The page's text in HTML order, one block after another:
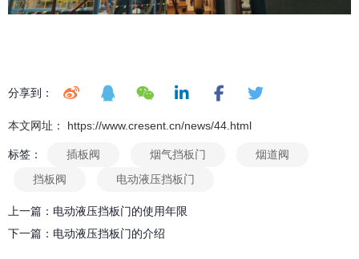
分享到：
本文网址： https://www.cresent.cn/news/44.html
标签： 插板阀 烟气挡板门
烟道阀
挡板阀
电动液压挡板门
上一篇： 电动液压挡板门的使用年限
下一篇： 电动液压挡板门的介绍